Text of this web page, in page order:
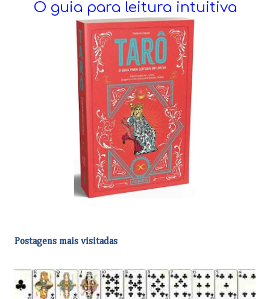
O guia para leitura intuitiva
Postagens mais visitadas